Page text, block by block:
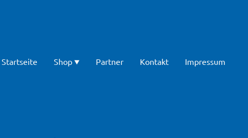
Startseite Shop Partner Kontakt Impressum